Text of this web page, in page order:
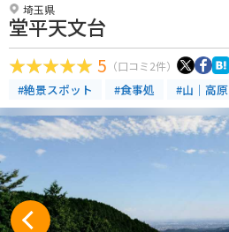
埼玉県
堂平天文台
5 （口コミ2件）
#絶景スポット #食事処 #山｜高原